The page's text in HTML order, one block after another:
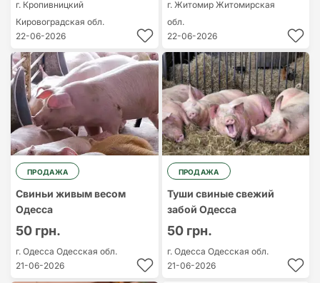
г. Кропивницкий
Кировоградская обл.
22-06-2026
г. Житомир Житомирская
обл.
22-06-2026
ПРОДАЖА
Свиньи живым весом
Одесса
50 грн.
г. Одесса Одесская обл.
21-06-2026
ПРОДАЖА
Туши свиные свежий
забой Одесса
50 грн.
г. Одесса Одесская обл.
21-06-2026